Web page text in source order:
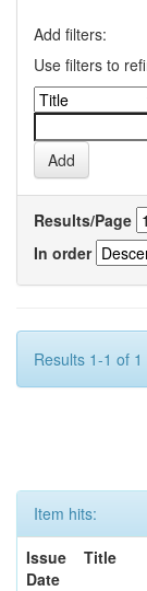
Add filters:
Use filters to
Results/Page
In order
Results 1-1 of
Item hits:
Issue
Date
Title